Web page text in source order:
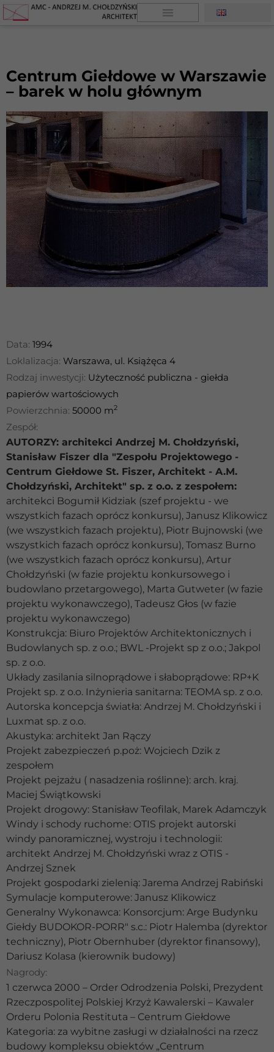
Centrum Giełdowe w Warszawie
– barek w holu głównym
Data: 1994
Loklalizacja: Warszawa, ul. Książęca 4
Rodzaj inwestycji: Użyteczność publiczna - giełda
papierów wartościowych
Powierzchnia: 50000 m2
Zespół:
AUTORZY: architekci Andrzej M. Chołdzyński,
Stanisław Fiszer dla "Zespołu Projektowego -
Centrum Giełdowe St. Fiszer, Architekt - A.M.
Chołdzyński, Architekt" sp. z o.o. z zespołem:
architekci Bogumił Kidziak (szef projektu - we
wszystkich fazach oprócz konkursu), Janusz Klikowicz
(we wszystkich fazach projektu), Piotr Bujnowski (we
wszystkich fazach oprócz konkursu), Tomasz Burno
(we wszystkich fazach oprócz konkursu), Artur
Chołdzyński (w fazie projektu konkursowego i
budowlano przetargowego), Marta Gutweter (w fazie
projektu wykonawczego), Tadeusz Głos (w fazie
projektu wykonawczego)
Konstrukcja: Biuro Projektów Architektonicznych i
Budowlanych sp. z o.o.; BWL -Projekt sp z o.o.; Jakpol
sp. z o.o.
Układy zasilania silnoprądowe i słaboprądowe: RP+K
Projekt sp. z o.o. Inżynieria sanitarna: TEOMA sp. z o.o.
Autorska koncepcja światła: Andrzej M. Chołdzyński i
Luxmat sp. z o.o.
Akustyka: architekt Jan Rączy
Projekt zabezpieczeń p.poż: Wojciech Dzik z
zespołem
Projekt pejzażu ( nasadzenia roślinne): arch. kraj.
Maciej Świątkowski
Projekt drogowy: Stanisław Teofilak, Marek Adamczyk
Windy i schody ruchome: OTIS projekt autorski
windy panoramicznej, wystroju i technologii:
architekt Andrzej M. Chołdzyński wraz z OTIS -
Andrzej Sznek
Projekt gospodarki zielenią: Jarema Andrzej Rabiński
Symulacje komputerowe: Janusz Klikowicz
Generalny Wykonawca: Konsorcjum: Arge Budynku
Giełdy BUDOKOR-PORR" s.c.: Piotr Halemba (dyrektor
techniczny), Piotr Obernhuber (dyrektor finansowy),
Dariusz Kolasa (kierownik budowy)
Nagrody:
1 czerwca 2000 – Order Odrodzenia Polski, Prezydent
Rzeczpospolitej Polskiej Krzyż Kawalerski – Kawaler
Orderu Polonia Restituta – Centrum Giełdowe
Kategoria: za wybitne zasługi w działalności na rzecz
budowy kompleksu obiektów „Centrum